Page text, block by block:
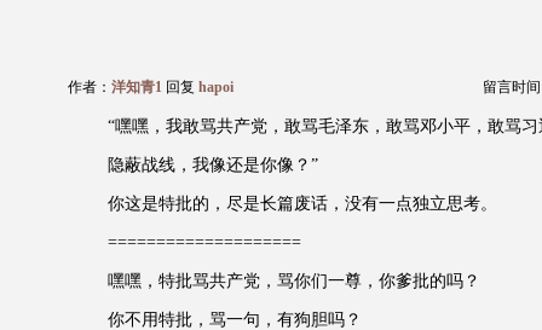
作者： 洋知青1 回复 hapoi 留言时间
“嘿嘿，我敢骂共产党，敢骂毛泽东，敢骂邓小平，敢骂
隐蔽战线，我像还是你像？”
你这是特批的，尽是长篇废话，没有一点独立思考。
====================
嘿嘿，特批骂共产党，骂你们一尊，你爹批的吗？
你不用特批，骂一句，有狗胆吗？